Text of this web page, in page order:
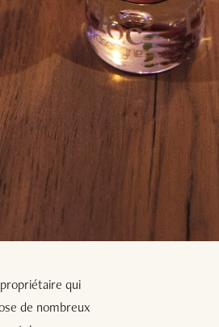
qui
de nombreux